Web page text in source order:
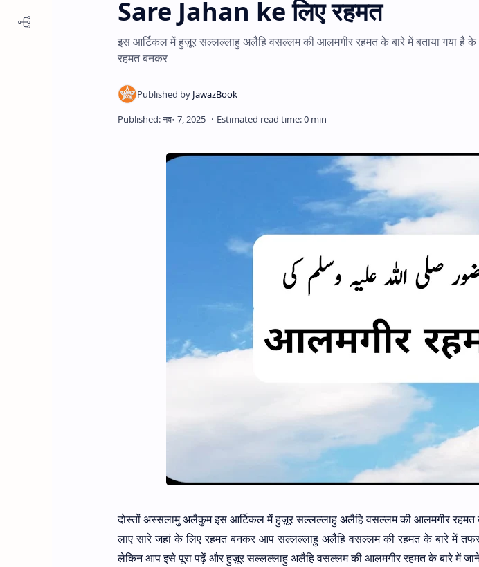
Sare Jahan ke लिए रहमत
इस आर्टिकल में हुज़ूर सल्लल्लाहु अलैहि वसल्लम की आलमगीर रहमत के बारे में बताया गया है
रहमत बनकर
दोस्तों अस्सलामु अलैकुम इस आर्टिकल में हुज़ूर सल्लल्लाहु अलैहि वसल्लम की आलमगीर रहमत
लाए सारे जहां के लिए रहमत बनकर आप सल्लल्लाहु अलैहि वसल्लम की रहमत के बारे में
लेकिन आप इसे पूरा पढ़ें और हुज़ूर सल्लल्लाहु अलैहि वसल्लम की आलमगीर रहमत के बारे में